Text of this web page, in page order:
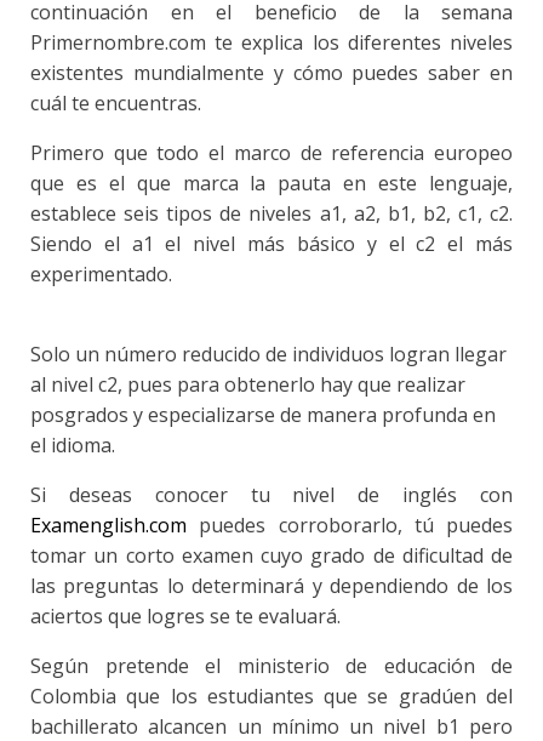
continuación en el beneficio de la semana
Primernombre.com te explica los diferentes niveles
existentes mundialmente y cómo puedes saber en
cuál te encuentras.
Primero que todo el marco de referencia europeo
que es el que marca la pauta en este lenguaje,
establece seis tipos de niveles a1, a2, b1, b2, c1, c2.
Siendo el a1 el nivel más básico y el c2 el más
experimentado.
Solo un número reducido de individuos logran llegar
al nivel c2, pues para obtenerlo hay que realizar
posgrados y especializarse de manera profunda en
el idioma.
Si deseas conocer tu nivel de inglés con
Examenglish.com puedes corroborarlo, tú puedes
tomar un corto examen cuyo grado de dificultad de
las preguntas lo determinará y dependiendo de los
aciertos que logres se te evaluará.
Según pretende el ministerio de educación de
Colombia que los estudiantes que se gradúen del
bachillerato alcancen un mínimo un nivel b1 pero